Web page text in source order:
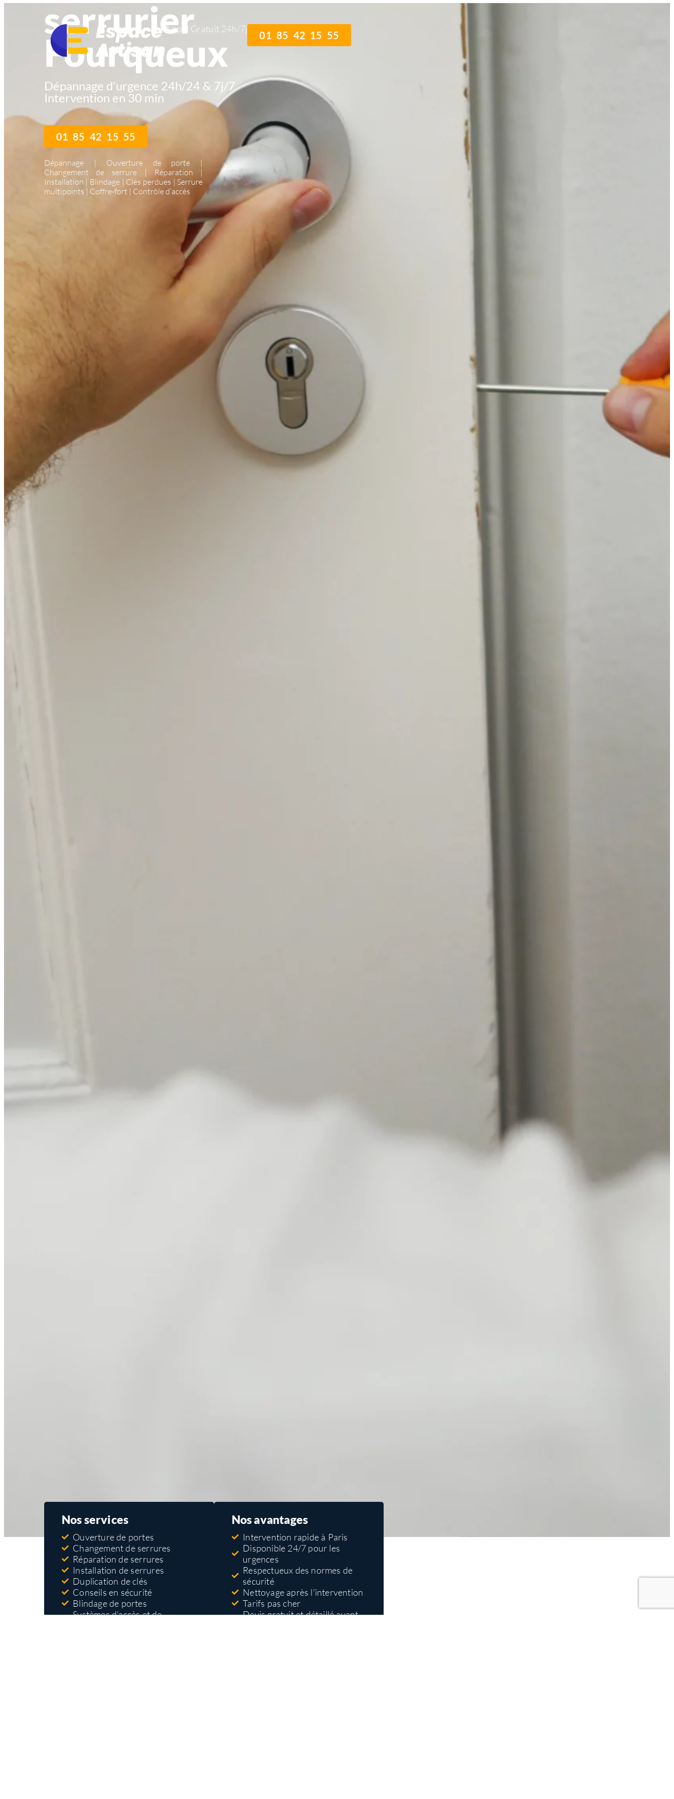
Appel Gratuit 24h/7j
01 85 42 15 55
serrurier
Fourqueux
Dépannage d'urgence 24h/24 & 7j/7
Intervention en 30 min
01 85 42 15 55
Dépannage | Ouverture de porte |
Changement de serrure | Réparation |
Installation | Blindage | Clés perdues | Serrure
multipoints | Coffre-fort | Contrôle d’accès
Nos services
Ouverture de portes
Changement de serrures
Réparation de serrures
Installation de serrures
Duplication de clés
Conseils en sécurité
Blindage de portes
Systèmes d'accès et de
Nos avantages
Intervention rapide à Paris
Disponible 24/7 pour les
urgences
Respectueux des normes de
sécurité
Nettoyage après l'intervention
Tarifs pas cher
Devis gratuit et détaillé avant